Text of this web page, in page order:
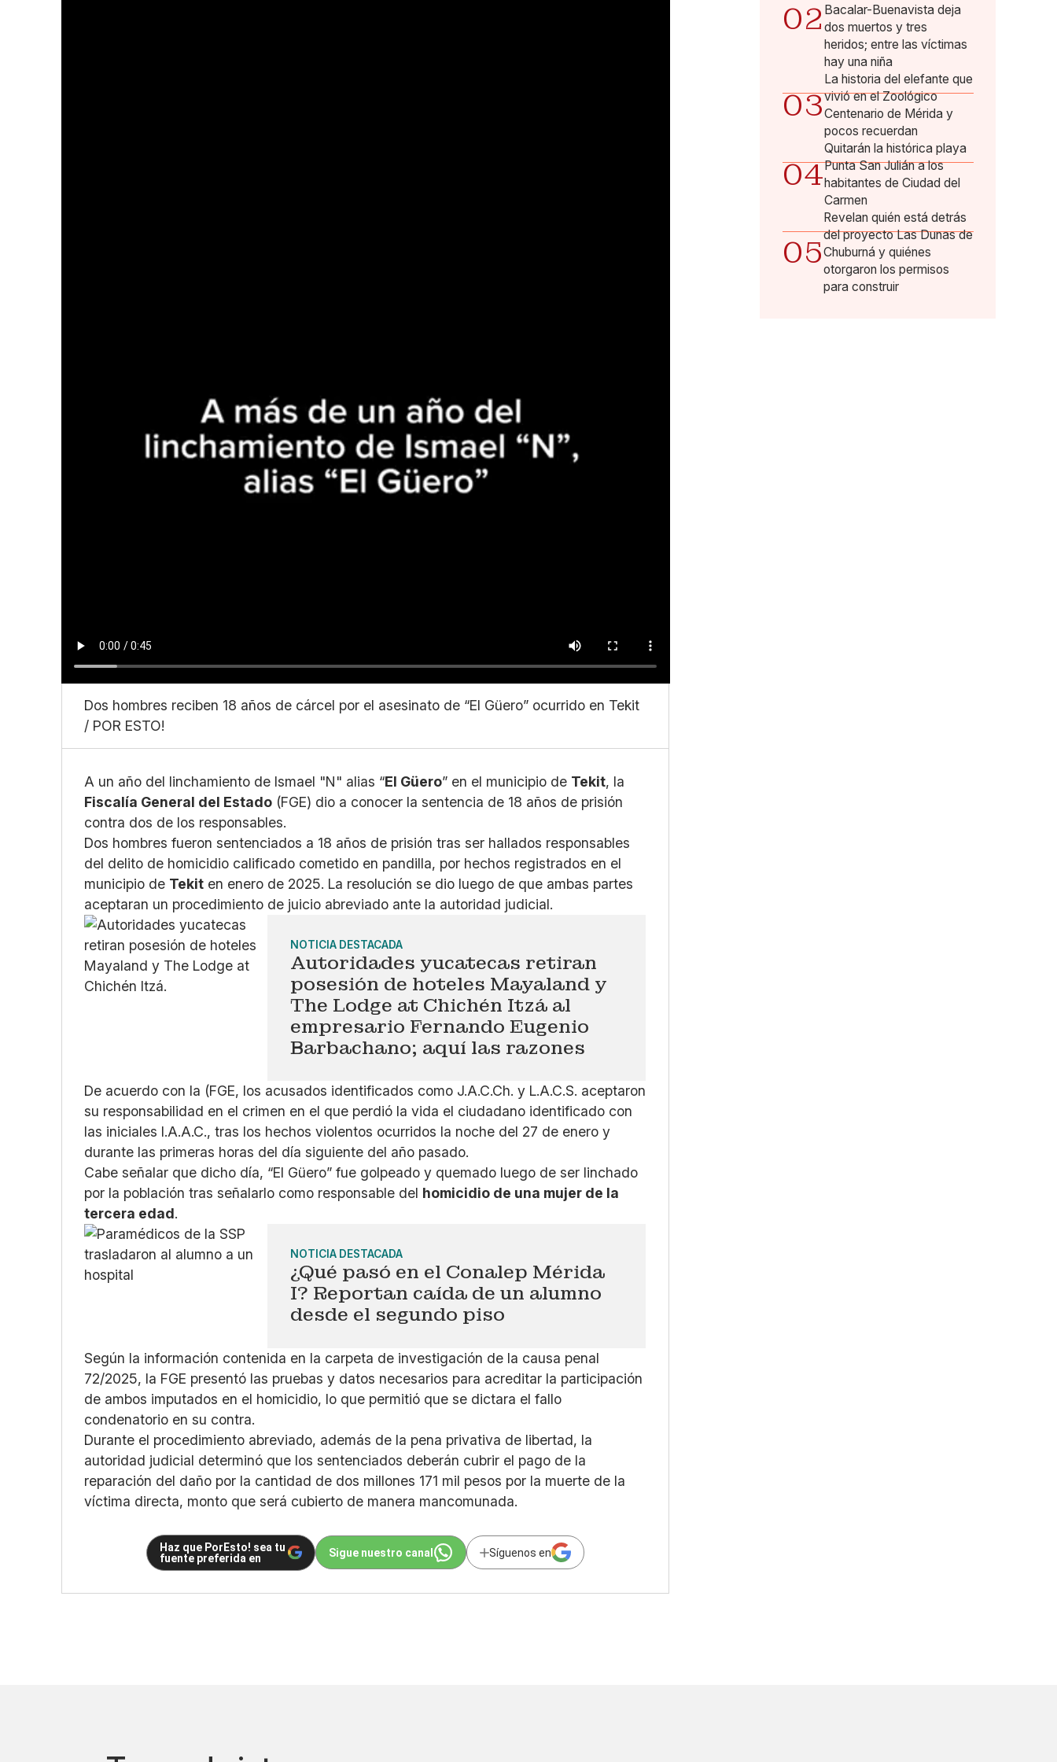
Dos hombres reciben 18 años de cárcel por el asesinato de “El Güero” ocurrido en Tekit
/ POR ESTO!
A un año del linchamiento de Ismael "N" alias “El Güero” en el municipio de Tekit, la
Fiscalía General del Estado (FGE) dio a conocer la sentencia de 18 años de prisión
contra dos de los responsables.
Dos hombres fueron sentenciados a 18 años de prisión tras ser hallados responsables
del delito de homicidio calificado cometido en pandilla, por hechos registrados en el
municipio de Tekit en enero de 2025. La resolución se dio luego de que ambas partes
aceptaran un procedimiento de juicio abreviado ante la autoridad judicial.
NOTICIA DESTACADA
Autoridades yucatecas retiran
posesión de hoteles Mayaland y
The Lodge at Chichén Itzá al
empresario Fernando Eugenio
Barbachano; aquí las razones
De acuerdo con la (FGE, los acusados identificados como J.A.C.Ch. y L.A.C.S. aceptaron
su responsabilidad en el crimen en el que perdió la vida el ciudadano identificado con
las iniciales I.A.A.C., tras los hechos violentos ocurridos la noche del 27 de enero y
durante las primeras horas del día siguiente del año pasado.
Cabe señalar que dicho día, “El Güero” fue golpeado y quemado luego de ser linchado
por la población tras señalarlo como responsable del homicidio de una mujer de la
tercera edad.
NOTICIA DESTACADA
¿Qué pasó en el Conalep Mérida
I? Reportan caída de un alumno
desde el segundo piso
Según la información contenida en la carpeta de investigación de la causa penal
72/2025, la FGE presentó las pruebas y datos necesarios para acreditar la participación
de ambos imputados en el homicidio, lo que permitió que se dictara el fallo
condenatorio en su contra.
Durante el procedimiento abreviado, además de la pena privativa de libertad, la
autoridad judicial determinó que los sentenciados deberán cubrir el pago de la
reparación del daño por la cantidad de dos millones 171 mil pesos por la muerte de la
víctima directa, monto que será cubierto de manera mancomunada.
Haz que PorEsto! sea tu
fuente preferida en
Sigue nuestro canal Síguenos en
02Bacalar-Buenavista deja
dos muertos y tres
heridos; entre las víctimas
hay una niña
03
La historia del elefante que
vivió en el Zoológico
Centenario de Mérida y
pocos recuerdan
04
Quitarán la histórica playa
Punta San Julián a los
habitantes de Ciudad del
Carmen
05
Revelan quién está detrás
del proyecto Las Dunas de
Chuburná y quiénes
otorgaron los permisos
para construir